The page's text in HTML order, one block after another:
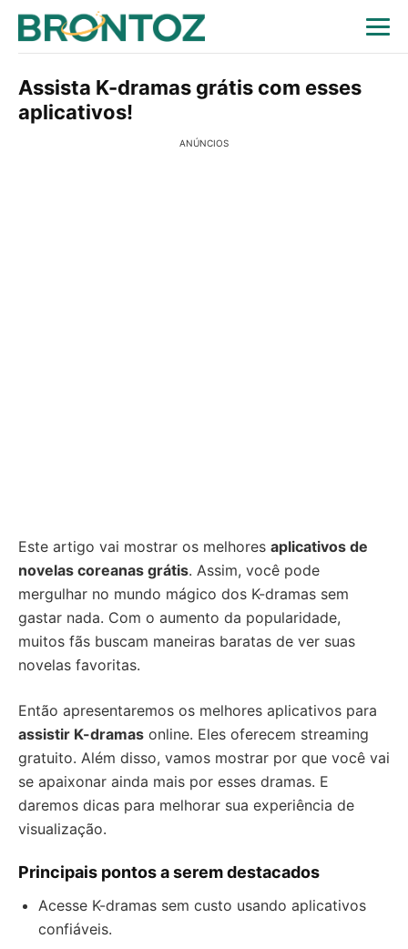
Assista K-dramas grátis com esses
aplicativos!
ANÚNCIOS
Este artigo vai mostrar os melhores aplicativos de
novelas coreanas grátis. Assim, você pode
mergulhar no mundo mágico dos K-dramas sem
gastar nada. Com o aumento da popularidade,
muitos fãs buscam maneiras baratas de ver suas
novelas favoritas.
Então apresentaremos os melhores aplicativos para
assistir K-dramas online. Eles oferecem streaming
gratuito. Além disso, vamos mostrar por que você vai
se apaixonar ainda mais por esses dramas. E
daremos dicas para melhorar sua experiência de
visualização.
Principais pontos a serem destacados
Acesse K-dramas sem custo usando aplicativos
confiáveis.